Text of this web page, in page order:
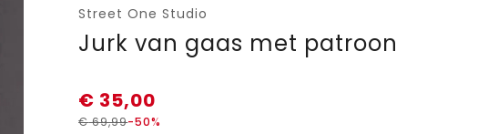
Street One Studio
Jurk van gaas met patroon
€ 35,00
€69,99-50%